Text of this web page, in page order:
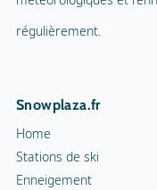
régulièrement.
Snowplaza.fr
Home
Stations de ski
Enneigement